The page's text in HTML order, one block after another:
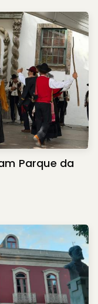
Parque da